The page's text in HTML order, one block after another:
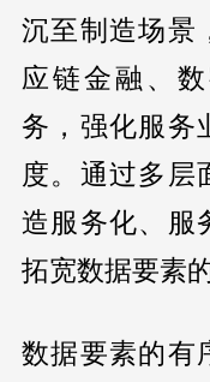
沉至制造场景
应链金融、
务，强化服务
度。通过多层
造服务化、服
拓宽数据要素
数据要素的有